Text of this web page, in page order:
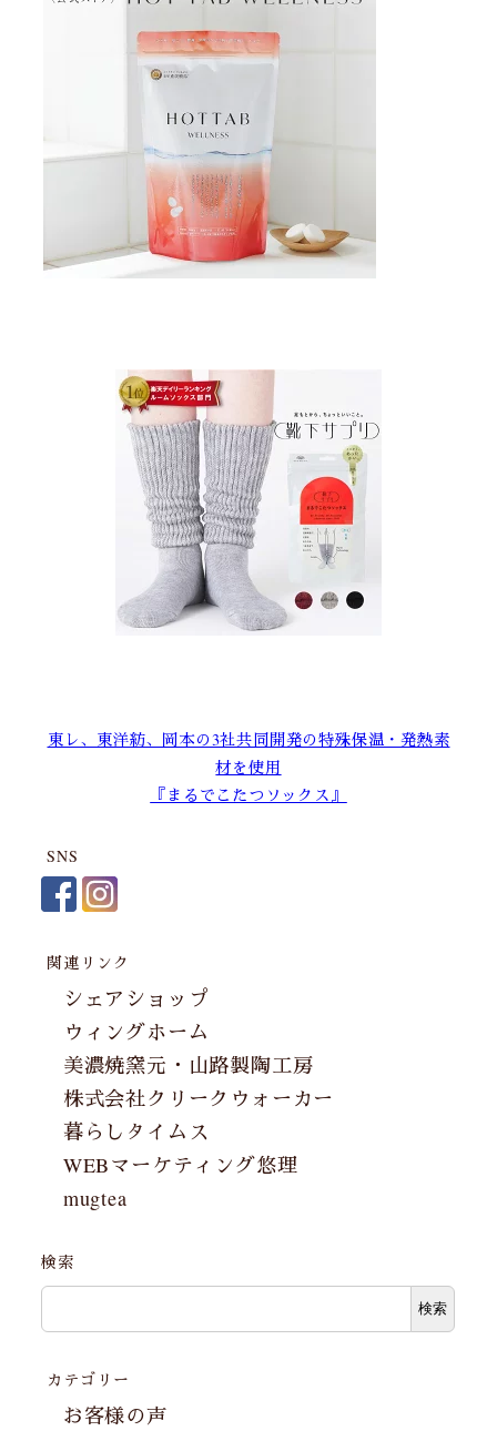
東レ、東洋紡、岡本の3社共同開発の特殊保温・発熱素
材を使用
『まるでこたつソックス』
SNS
関連リンク
シェアショップ
ウィングホーム
美濃焼窯元・山路製陶工房
株式会社クリークウォーカー
暮らしタイムス
WEBマーケティング悠理
mugtea
検索
検索
カテゴリー
お客様の声